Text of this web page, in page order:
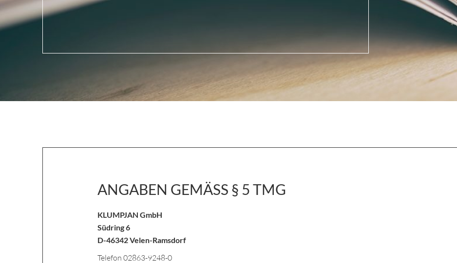
ANGABEN GEMÄSS § 5 TMG
KLUMPJAN GmbH
Südring 6
D-46342 Velen-Ramsdorf
Telefon 02863-9248-0